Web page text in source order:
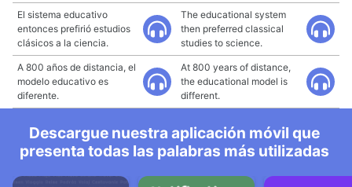
El sistema educativo
entonces prefirió estudios
clásicos a la ciencia.
The educational system
then preferred classical
studies to science.
A 800 años de distancia, el
modelo educativo es
diferente.
At 800 years of distance,
the educational model is
different.
Descargue nuestra aplicación móvil que
presenta todas las palabras más utilizadas